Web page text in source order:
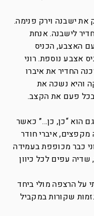
את ישבנה וירק פנימה.
לישבנה. אנחת
האצבע, הכניס
אצבע נוספת. רוני
החדיר את איברו
והיא נשכה את
בכל פעם את הקצב.
גם הוא “כן, כן…” כאשר
מקפצים, איברי חודר
כבר מכופפת בעמידה
עפים לכל כיוון
על הרצפה מולי ביחד
שקורות במקביל